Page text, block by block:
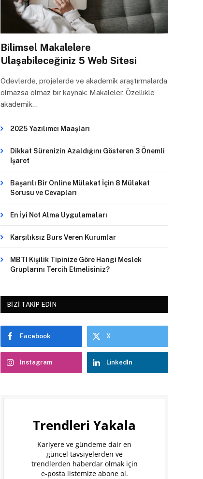
Bilimsel Makalelere
Ulaşabileceğiniz 5 Web Sitesi
Ödevlerde, projelerde ve akademik araştırmalarda
olmazsa olmaz bir kaynak: Makaleler. Özellikle
akademik…
2025 Yazılımcı Maaşları
Dikkat Sürenizin Azaldığını Gösteren 3 Önemli
İşaret
Başarılı Bir Online Mülakat İçin 8 Mülakat
Sorusu ve Cevapları
En İyi Not Alma Uygulamaları
Karşılıksız Burs Veren Kurumlar
MBTI Kişilik Tipinize Göre Hangi Meslek
Gruplarını Tercih Etmelisiniz?
BIZI TAKIP EDIN
Facebook X
Instagram LinkedIn
Trendleri Yakala
Kariyere ve gündeme dair en
güncel tavsiyelerden ve
trendlerden haberdar olmak için
e-posta listemize abone ol.